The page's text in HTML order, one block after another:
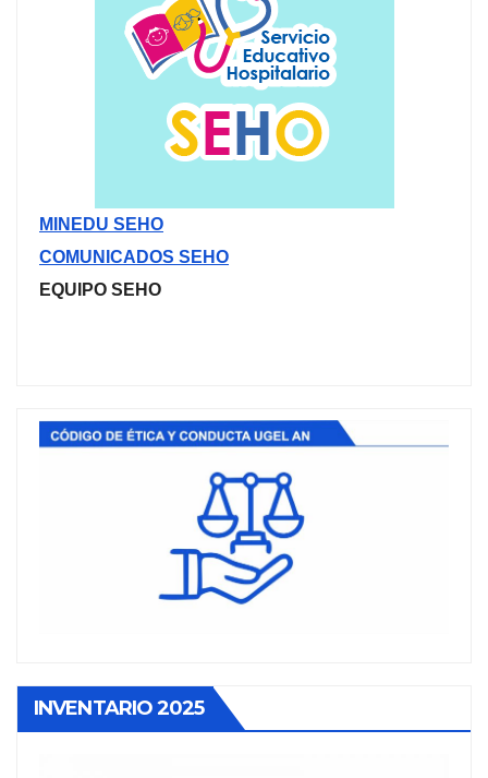
MINEDU SEHO
COMUNICADOS SEHO
EQUIPO SEHO
INVENTARIO 2025